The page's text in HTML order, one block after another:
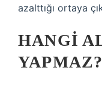
azalttığı ortaya
HANGI
YAPMAZ?